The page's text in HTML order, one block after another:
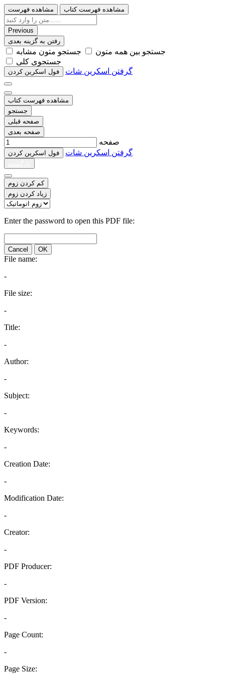
مشاهده فهرست مشاهده فهرست کتاب
Previous
رفتن به گزینه بعدی
ﺟﺴﺘﺠﻮ ﺑﯿﻦ ﻫﻤﻪ ﻣﺘﻮﻥ
ﺟﺴﺘﺠﻮ ﻣﺘﻮﻥ ﻣﺸﺎﺑﻪ
ﺟﺴﺘﺠﻮﯼ ﮐﻠﯽ
ﻓﻮﻝ اﺳﮑﺮﯾﻦ ﮐﺮﺩﻥ گرفتن اسکرین شات
مشاهده فهرست کتاب
جستجو
صفحه قبلی
صفحه بعدی
صفحه
ﻓﻮﻝ اﺳﮑﺮﯾﻦ ﮐﺮﺩﻥ گرفتن اسکرین شات
کم کردن زوم
زیاد کردن زوم
Enter the password to open this PDF file:
Cancel OK
File name:
-
File size:
-
Title:
-
Author:
-
Subject:
-
Keywords:
-
Creation Date:
-
Modification Date:
-
Creator:
-
PDF Producer:
-
PDF Version:
-
Page Count:
-
Page Size: